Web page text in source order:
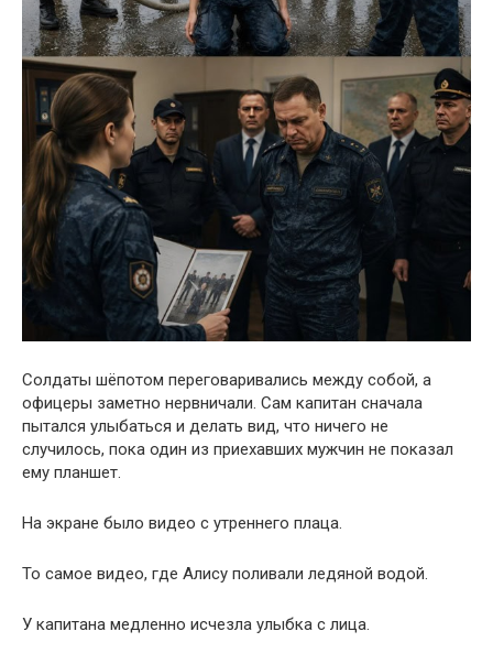
Солдаты шёпотом переговаривались между собой, а
офицеры заметно нервничали. Сам капитан сначала
пытался улыбаться и делать вид, что ничего не
случилось, пока один из приехавших мужчин не показал
ему планшет.
На экране было видео с утреннего плаца.
То самое видео, где Алису поливали ледяной водой.
У капитана медленно исчезла улыбка с лица.